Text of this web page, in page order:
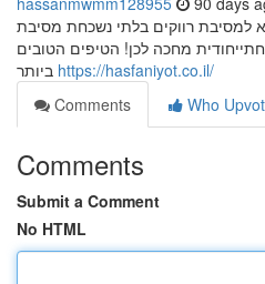
למסיבת רווקים בלתי נשכחת מסיבת
מחכה לכן! הטיפים הטובים
https://hasfaniyot.co.il/
Comments
Who
Comments
Submit a Comment
No HTML